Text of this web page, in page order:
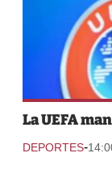
La UEFA
DEPORTES-